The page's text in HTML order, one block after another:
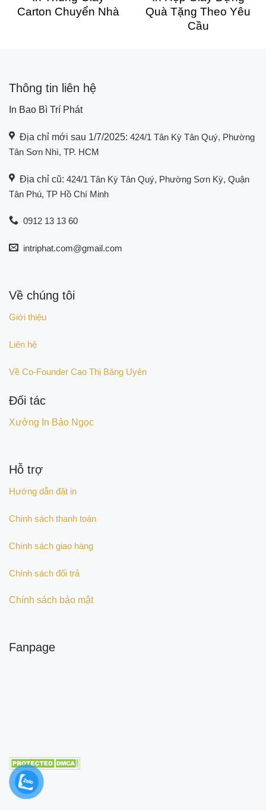
Carton Chuyển Nhà
Quà Tặng Theo Yêu
Cầu
Thông tin liên hệ
In Bao Bì Trí Phát
Địa chỉ mới sau 1/7/2025: 424/1 Tân Kỳ Tân Quý, Phường
Tân Sơn Nhì, TP. HCM
Địa chỉ cũ: 424/1 Tân Kỳ Tân Quý, Phường Sơn Kỳ, Quận
Tân Phú, TP Hồ Chí Minh
0912 13 13 60
intriphat.com@gmail.com
Về chúng tôi
Giới thiệu
Liên hệ
Về Co-Founder Cao Thị Băng Uyên
Đối tác
Xưởng In Bảo Ngọc
Hỗ trợ
Hướng dẫn đặt in
Chính sách thanh toán
Chính sách giao hàng
Chính sách đổi trả
Chính sách bảo mật
Fanpage